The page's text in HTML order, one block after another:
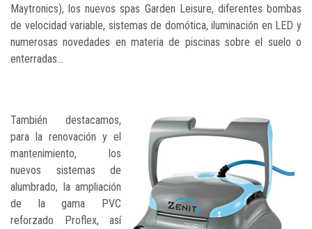
Maytronics), los nuevos spas Garden Leisure, diferentes bombas
de velocidad variable, sistemas de domótica, iluminación en LED y
numerosas novedades en materia de piscinas sobre el suelo o
enterradas…
También destacamos,
para la renovación y el
mantenimiento, los
nuevos sistemas de
alumbrado, la ampliación
de la gama PVC
reforzado Proflex, así